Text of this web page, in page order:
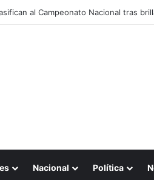
agua durante cortes de energía a
Nacional Política